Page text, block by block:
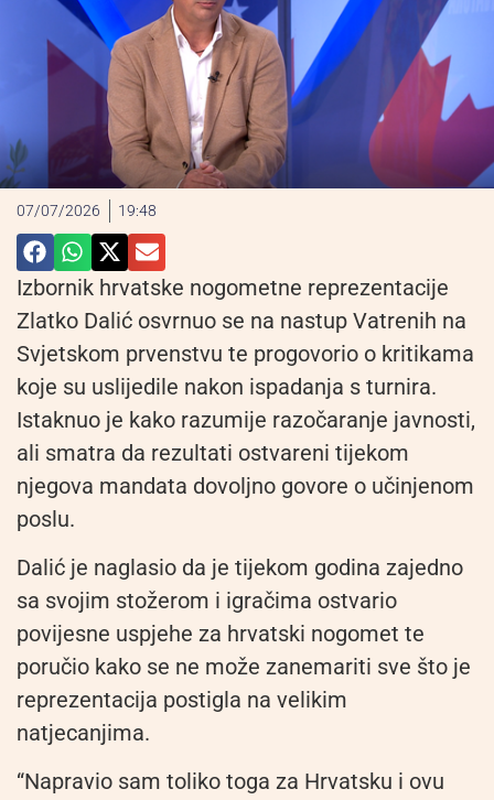
07/07/2026 19:48
Izbornik hrvatske nogometne reprezentacije
Zlatko Dalić osvrnuo se na nastup Vatrenih na
Svjetskom prvenstvu te progovorio o kritikama
koje su uslijedile nakon ispadanja s turnira.
Istaknuo je kako razumije razočaranje javnosti,
ali smatra da rezultati ostvareni tijekom
njegova mandata dovoljno govore o učinjenom
poslu.
Dalić je naglasio da je tijekom godina zajedno
sa svojim stožerom i igračima ostvario
povijesne uspjehe za hrvatski nogomet te
poručio kako se ne može zanemariti sve što je
reprezentacija postigla na velikim
natjecanjima.
“Napravio sam toliko toga za Hrvatsku i ovu